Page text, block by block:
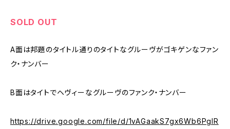
SOLD OUT
A面は邦題のタイトル通りのタイトなグルーヴがゴキゲンなファン
ク・ナンバー
B面はタイトでヘヴィーなグルーヴのファンク・ナンバー
https://drive.google.com/file/d/1vAGaakS7gx6Wb6PgIR